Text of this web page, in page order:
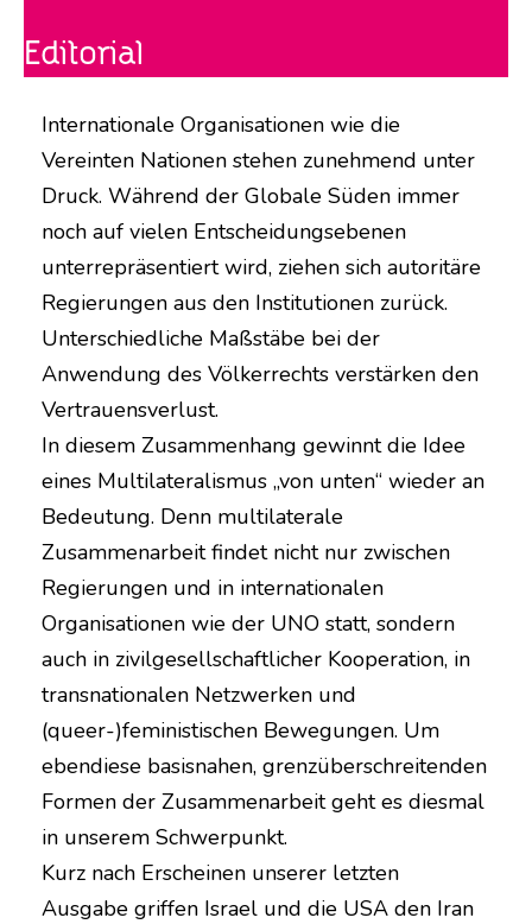
Editorial
Internationale Organisationen wie die
Vereinten Nationen stehen zunehmend unter
Druck. Während der Globale Süden immer
noch auf vielen Entscheidungsebenen
unterrepräsentiert wird, ziehen sich autoritäre
Regierungen aus den Institutionen zurück.
Unterschiedliche Maßstäbe bei der
Anwendung des Völkerrechts verstärken den
Vertrauensverlust.
In diesem Zusammenhang gewinnt die Idee
eines Multilateralismus „von unten“ wieder an
Bedeutung. Denn multilaterale
Zusammenarbeit findet nicht nur zwischen
Regierungen und in internationalen
Organisationen wie der UNO statt, sondern
auch in zivilgesellschaftlicher Kooperation, in
transnationalen Netzwerken und
(queer-)feministischen Bewegungen. Um
ebendiese basisnahen, grenzüberschreitenden
Formen der Zusammenarbeit geht es diesmal
in unserem Schwerpunkt.
Kurz nach Erscheinen unserer letzten
Ausgabe griffen Israel und die USA den Iran